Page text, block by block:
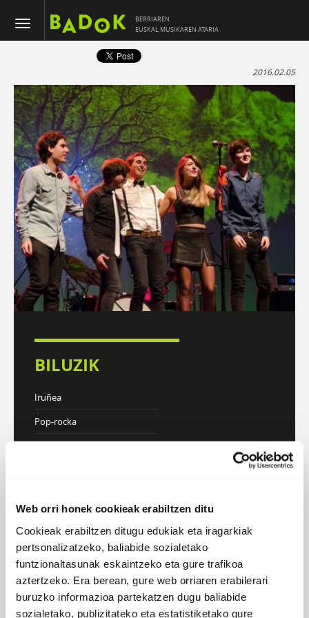
Web orri honek cookieak erabiltzen ditu
Cookieak erabiltzen ditugu edukiak eta iragarkiak
pertsonalizatzeko, baliabide sozialetako
funtzionaltasunak eskaintzeko eta gure trafikoa
aztertzeko. Era berean, gure web orriaren erabilerari
buruzko informazioa partekatzen dugu baliabide
sozialetako, publizitateko eta estatistiketako gure
BERRIAREN
EUSKAL MUSIKAREN ATARIA
2016.02.05
BILUZIK
Iruñea
Pop-rocka